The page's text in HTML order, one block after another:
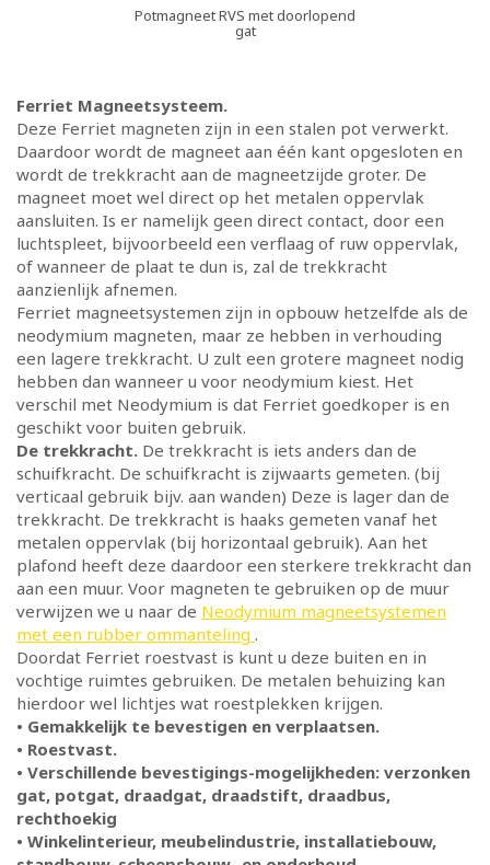
Potmagneet RVS met doorlopend
gat
Ferriet Magneetsysteem.
Deze Ferriet magneten zijn in een stalen pot verwerkt.
Daardoor wordt de magneet aan één kant opgesloten en
wordt de trekkracht aan de magneetzijde groter. De
magneet moet wel direct op het metalen oppervlak
aansluiten. Is er namelijk geen direct contact, door een
luchtspleet, bijvoorbeeld een verflaag of ruw oppervlak,
of wanneer de plaat te dun is, zal de trekkracht
aanzienlijk afnemen.
Ferriet magneetsystemen zijn in opbouw hetzelfde als de
neodymium magneten, maar ze hebben in verhouding
een lagere trekkracht. U zult een grotere magneet nodig
hebben dan wanneer u voor neodymium kiest. Het
verschil met Neodymium is dat Ferriet goedkoper is en
geschikt voor buiten gebruik.
De trekkracht. De trekkracht is iets anders dan de
schuifkracht. De schuifkracht is zijwaarts gemeten. (bij
verticaal gebruik bijv. aan wanden) Deze is lager dan de
trekkracht. De trekkracht is haaks gemeten vanaf het
metalen oppervlak (bij horizontaal gebruik). Aan het
plafond heeft deze daardoor een sterkere trekkracht dan
aan een muur. Voor magneten te gebruiken op de muur
verwijzen we u naar de Neodymium magneetsystemen
met een rubber ommanteling .
Doordat Ferriet roestvast is kunt u deze buiten en in
vochtige ruimtes gebruiken. De metalen behuizing kan
hierdoor wel lichtjes wat roestplekken krijgen.
• Gemakkelijk te bevestigen en verplaatsen.
• Roestvast.
• Verschillende bevestigings-mogelijkheden: verzonken
gat, potgat, draadgat, draadstift, draadbus,
rechthoekig
• Winkelinterieur, meubelindustrie, installatiebouw,